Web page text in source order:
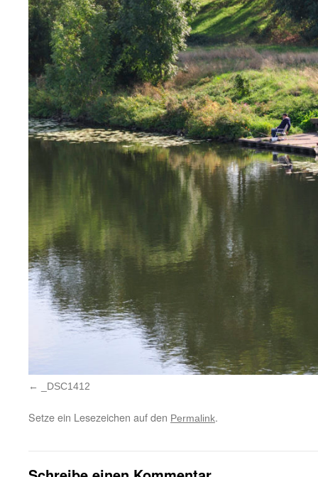
_DSC1412
Setze ein Lesezeichen auf den Permalink.